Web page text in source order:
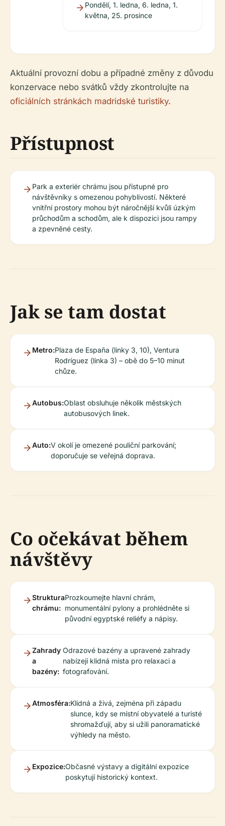
Pondělí, 1. ledna, 6. ledna, 1.
května, 25. prosince
Aktuální provozní dobu a případné změny z důvodu
konzervace nebo svátků vždy zkontrolujte na
oficiálních stránkách madridské turistiky.
Přístupnost
Park a exteriér chrámu jsou přístupné pro
návštěvníky s omezenou pohyblivostí. Některé
vnitřní prostory mohou být náročnější kvůli úzkým
průchodům a schodům, ale k dispozici jsou rampy
a zpevněné cesty.
Jak se tam dostat
Metro:Plaza de España (linky 3, 10), Ventura
Rodríguez (linka 3) – obě do 5–10 minut
chůze.
Autobus:Oblast obsluhuje několik městských
autobusových linek.
Auto:V okolí je omezené pouliční parkování;
doporučuje se veřejná doprava.
Co očekávat během
návštěvy
Struktura
chrámu:
Prozkoumejte hlavní chrám,
monumentální pylony a prohlédněte si
původní egyptské reliéfy a nápisy.
Zahrady
a
bazény:
Odrazové bazény a upravené zahrady
nabízejí klidná místa pro relaxaci a
fotografování.
Atmosféra:Klidná a živá, zejména při západu
slunce, kdy se místní obyvatelé a turisté
shromažďují, aby si užili panoramatické
výhledy na město.
Expozice:Občasné výstavy a digitální expozice
poskytují historický kontext.